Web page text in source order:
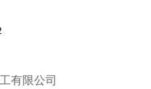
有限公司